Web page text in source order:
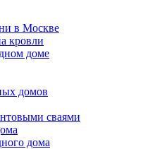
в Москве
кровли
доме
домов
сваями
дома